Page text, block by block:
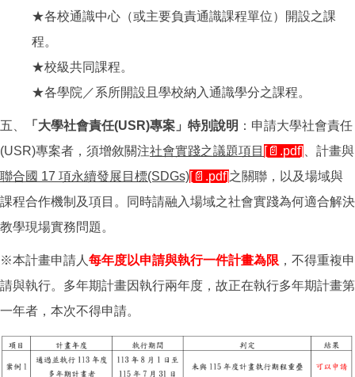
★各校通識中心（或主要負責通識課程單位）開設之課
程。
★校級共同課程。
★各學院／系所開設且學校納入通識學分之課程。
五、 「大學社會責任(USR)專案」特別說明 ：申請大學社會責任
(USR)專案者，須增敘關注社會實踐之議題項目 [📄.pdf]
、計畫與
聯合國 17 項永續發展目標(SDGs)[📄.pdf]之關聯，以及場域與
課程合作機制及項目。同時請融入場域之社會實踐為何適合解決
教學現場實務問題。
※本計畫申請人 每年度以申請與執行一件計畫為限 ，不得重複申
請與執行。多年期計畫因執行兩年度，故正在執行多年期計畫第
一年者，本次不得申請。